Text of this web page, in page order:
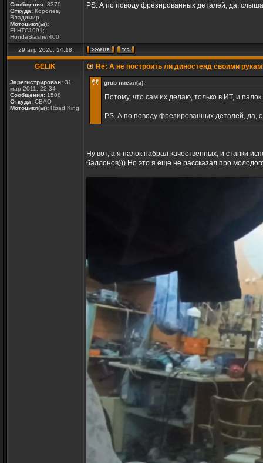
Сообщения: 3370
Откуда: Королев,
Владимир
Мотоцикл(ы):
FLHTC1991;
HondaSlasher400
PS. А по поводу фрезированных деталей, да,
29 апр 2026, 14:18
GELIK
Зарегистрирован: 31
мар 2011, 22:34
Сообщения: 1508
Откуда: СВАО
Мотоцикл(ы): Road King
Re: А не построить ли диностенд своими
grub писал(а):
Потому, что сам их делаю, только в ИТ, и
PS. А по поводу фрезированных деталей, да,
Ну вот, а я палок набрал качественных, и станки
баллонов))) Но это я еще не рассказал про